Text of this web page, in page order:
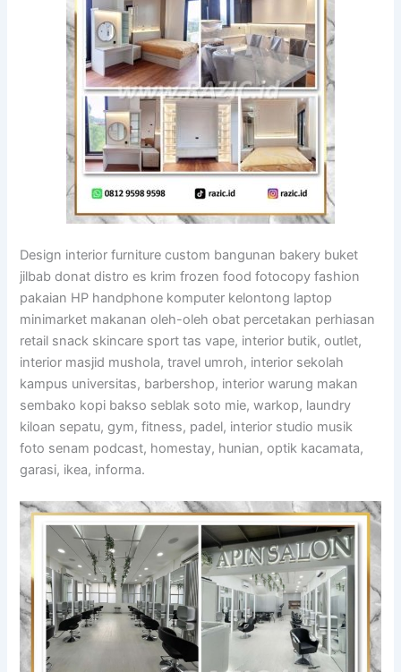
Design interior furniture custom bangunan bakery buket
jilbab donat distro es krim frozen food fotocopy fashion
pakaian HP handphone komputer kelontong laptop
minimarket makanan oleh-oleh obat percetakan perhiasan
retail snack skincare sport tas vape, interior butik, outlet,
interior masjid mushola, travel umroh, interior sekolah
kampus universitas, barbershop, interior warung makan
sembako kopi bakso seblak soto mie, warkop, laundry
kiloan sepatu, gym, fitness, padel, interior studio musik
foto senam podcast, homestay, hunian, optik kacamata,
garasi, ikea, informa.